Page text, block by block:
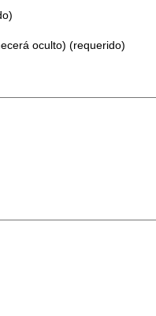
oculto) (requerido)